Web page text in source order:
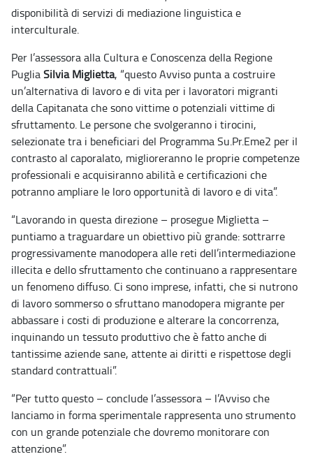
disponibilità di servizi di mediazione linguistica e
interculturale.
Per l’assessora alla Cultura e Conoscenza della Regione
PugliaSilvia Miglietta, “questo Avviso punta a costruire
un’alternativa di lavoro e di vita per i lavoratori migranti
della Capitanata che sono vittime o potenziali vittime di
sfruttamento. Le persone che svolgeranno i tirocini,
selezionate tra i beneficiari del Programma Su.Pr.Eme2 per il
contrasto al caporalato, miglioreranno le proprie competenze
professionali e acquisiranno abilità e certificazioni che
potranno ampliare le loro opportunità di lavoro e di vita”.
“Lavorando in questa direzione – prosegue Miglietta –
puntiamo a traguardare un obiettivo più grande: sottrarre
progressivamente manodopera alle reti dell’intermediazione
illecita e dello sfruttamento che continuano a rappresentare
un fenomeno diffuso. Ci sono imprese, infatti, che si nutrono
di lavoro sommerso o sfruttano manodopera migrante per
abbassare i costi di produzione e alterare la concorrenza,
inquinando un tessuto produttivo che è fatto anche di
tantissime aziende sane, attente ai diritti e rispettose degli
standard contrattuali”.
“Per tutto questo – conclude l’assessora – l’Avviso che
lanciamo in forma sperimentale rappresenta uno strumento
con un grande potenziale che dovremo monitorare con
attenzione”.